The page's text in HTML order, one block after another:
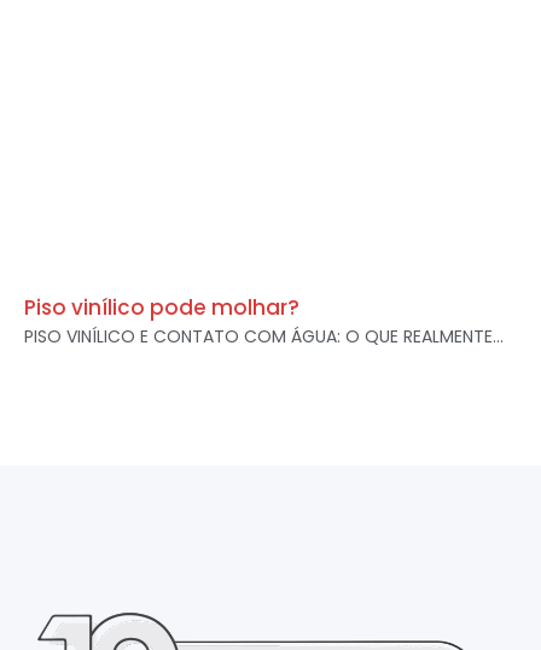
Piso vinílico pode molhar?
PISO VINÍLICO E CONTATO COM ÁGUA: O QUE REALMENTE...